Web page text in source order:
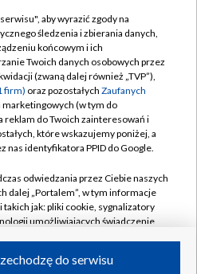
TVP
TVP
prywatności
zgody
Pomoc
Kontakt
Kanały
aby wyrazić zgody na
śledzenia i zbierania danych,
końcowym i ich
Twoich danych osobowych przez
(zwaną dalej również „TVP”),
firm) oraz pozostałych Zaufanych
marketingowych (w tym do
reklam do Twoich zainteresowań i
które wskazujemy poniżej, a
nas identyfikatora PPID do Google.
odwiedzania przez Ciebie naszych
dalej „Portalem”, w tym informacje
jak: pliki cookie, sygnalizatory
umożliwiających świadczenie
do serwisu